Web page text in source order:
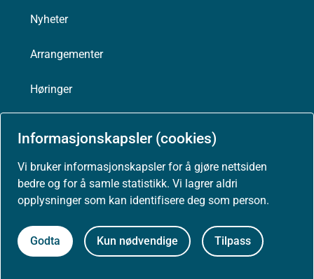
Informasjonskapsler (cookies)
Vi bruker informasjonskapsler for å gjøre nettsiden
bedre og for å samle statistikk. Vi lagrer aldri
opplysninger som kan identifisere deg som person.
Godta Kun nødvendige Tilpass
Nyheter
Arrangementer
Høringer
Om nettstedet
Personvernerklæring